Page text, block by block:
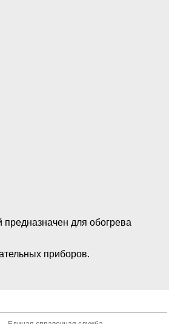
для обогрева
приборов.